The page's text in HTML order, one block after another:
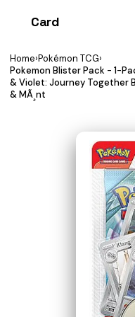
Card
Home›Pokémon TCG›
Pokemon Blister Pack - 1-
& Violet: Journey Together
& MÃ¸nt